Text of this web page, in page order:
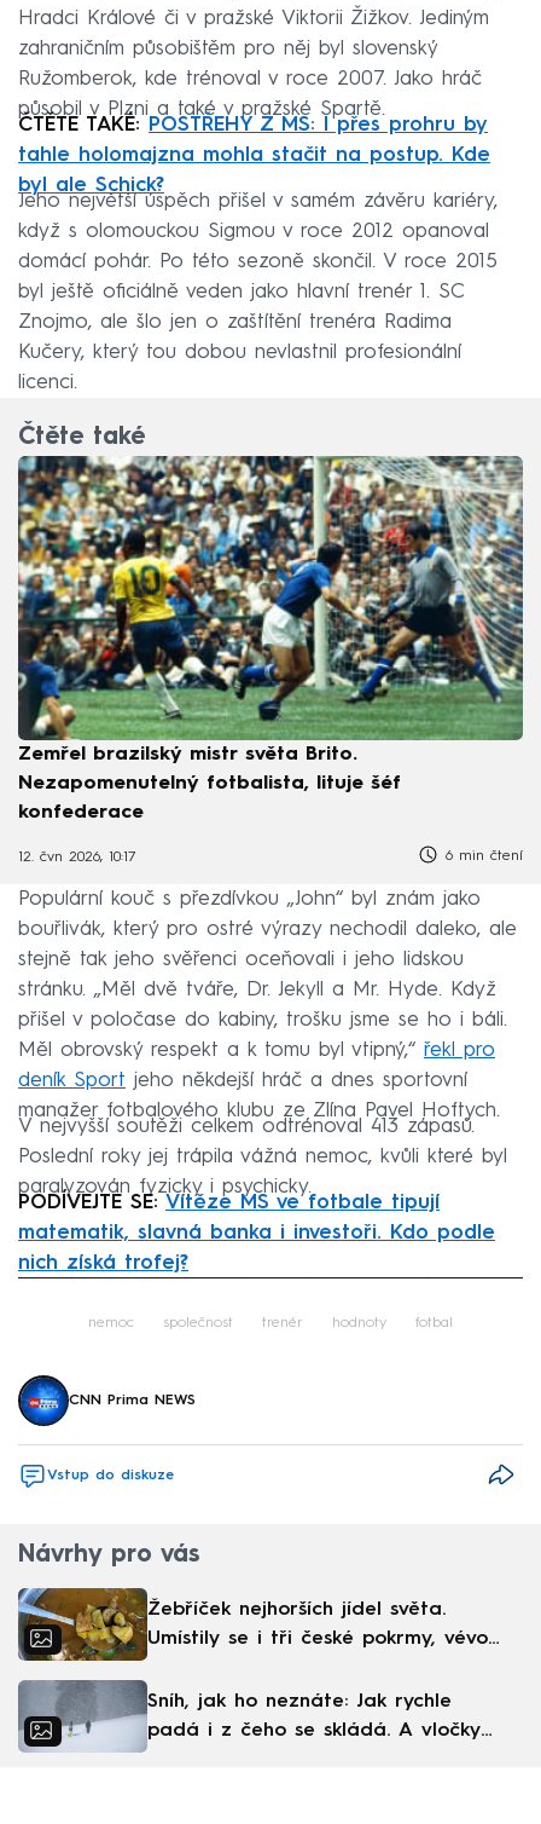
Hradci Králové či v pražské Viktorii Žižkov. Jediným
zahraničním působištěm pro něj byl slovenský
Ružomberok, kde trénoval v roce 2007. Jako hráč
působil v Plzni a také v pražské Spartě.
ČTĚTE TAKÉ:
POSTŘEHY Z MS: I přes prohru by
tahle holomajzna mohla stačit na postup. Kde
byl ale Schick?
Jeho největší úspěch přišel v samém závěru kariéry,
když s olomouckou Sigmou v roce 2012 opanoval
domácí pohár. Po této sezoně skončil. V roce 2015
byl ještě oficiálně veden jako hlavní trenér 1. SC
Znojmo, ale šlo jen o zaštítění trenéra Radima
Kučery, který tou dobou nevlastnil profesionální
licenci.
Čtěte také
Zemřel brazilský mistr světa Brito.
Nezapomenutelný fotbalista, lituje šéf
konfederace
12. čvn 2026, 10:17 6 min čtení
Populární kouč s přezdívkou „John“ byl znám jako
bouřlivák, který pro ostré výrazy nechodil daleko, ale
stejně tak jeho svěřenci oceňovali i jeho lidskou
stránku. „Měl dvě tváře, Dr. Jekyll a Mr. Hyde. Když
přišel v poločase do kabiny, trošku jsme se ho i báli.
Měl obrovský respekt a k tomu byl vtipný,“ řekl pro
deník Sport jeho někdejší hráč a dnes sportovní
manažer fotbalového klubu ze Zlína Pavel Hoftych.
V nejvyšší soutěži celkem odtrénoval 413 zápasů.
Poslední roky jej trápila vážná nemoc, kvůli které byl
paralyzován fyzicky i psychicky.
PODÍVEJTE SE: Vítěze MS ve fotbale tipují
matematik, slavná banka i investoři. Kdo podle
nich získá trofej?
nemoc společnost trenér hodnoty fotbal
CNN Prima NEWS
Vstup do diskuze
Návrhy pro vás
Žebříček nejhorších jídel světa.
Umístily se i tři české pokrmy, vévodí
Sníh, jak ho neznáte: Jak rychle
padá i z čeho se skládá. A vločky